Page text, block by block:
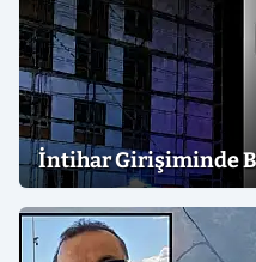
İntihar Girişiminde